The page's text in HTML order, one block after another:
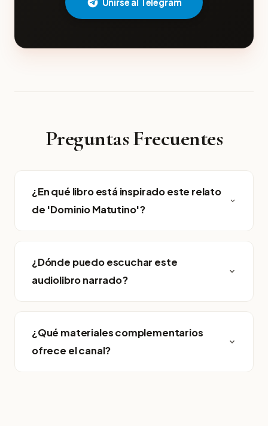
Unirse al Telegram
Preguntas Frecuentes
¿En qué libro está inspirado este relato
de 'Dominio Matutino'?
¿Dónde puedo escuchar este
audiolibro narrado?
¿Qué materiales complementarios
ofrece el canal?